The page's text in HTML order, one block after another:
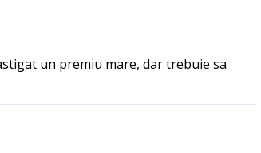
un premiu mare, dar trebuie sa